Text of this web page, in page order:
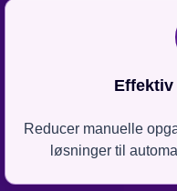
Reducer manuelle
løsninger til